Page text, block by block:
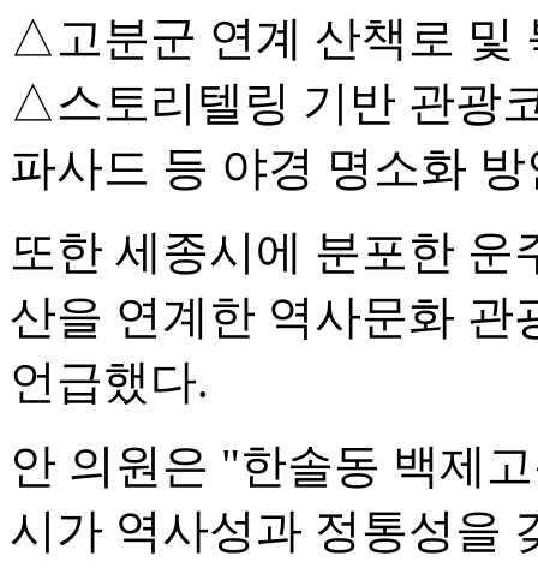
△고분군 연계 산책로 및
△스토리텔링 기반 관광
파사드 등 야경 명소화
또한 세종시에 분포한 운
산을 연계한 역사문화 관
언급했다.
안 의원은 "한솔동 백제
시가 역사성과 정통성을